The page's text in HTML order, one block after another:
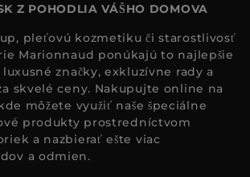
Z POHODLIA VÁŠHO DOMOVA
pleťovú kozmetiku či starostlivosť
Marionnaud ponúkajú to najlepšie
luxusné značky, exkluzívne rady a
skvelé ceny. Nakupujte online na
môžete využiť naše špeciálne
produkty prostredníctvom
a nazbierať ešte viac
a odmien.